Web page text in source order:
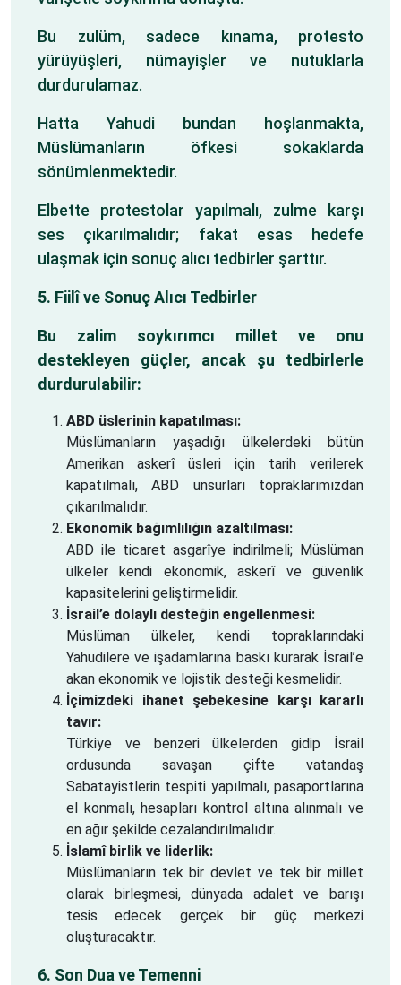
Bu zulüm, sadece kınama, protesto
yürüyüşleri, nümayişler ve nutuklarla
durdurulamaz.
Hatta Yahudi bundan hoşlanmakta,
Müslümanların öfkesi sokaklarda
sönümlenmektedir.
Elbette protestolar yapılmalı, zulme karşı
ses çıkarılmalıdır; fakat esas hedefe
ulaşmak için sonuç alıcı tedbirler şarttır.
5. Fiilî ve Sonuç Alıcı Tedbirler
Bu zalim soykırımcı millet ve onu
destekleyen güçler, ancak şu tedbirlerle
durdurulabilir:
ABD üslerinin kapatılması:
Müslümanların yaşadığı ülkelerdeki bütün
Amerikan askerî üsleri için tarih verilerek
kapatılmalı, ABD unsurları topraklarımızdan
çıkarılmalıdır.
Ekonomik bağımlılığın azaltılması:
ABD ile ticaret asgarîye indirilmeli; Müslüman
ülkeler kendi ekonomik, askerî ve güvenlik
kapasitelerini geliştirmelidir.
İsrail’e dolaylı desteğin engellenmesi:
Müslüman ülkeler, kendi topraklarındaki
Yahudilere ve işadamlarına baskı kurarak İsrail’e
akan ekonomik ve lojistik desteği kesmelidir.
İçimizdeki ihanet şebekesine karşı kararlı
tavır:
Türkiye ve benzeri ülkelerden gidip İsrail
ordusunda savaşan çifte vatandaş
Sabatayistlerin tespiti yapılmalı, pasaportlarına
el konmalı, hesapları kontrol altına alınmalı ve
en ağır şekilde cezalandırılmalıdır.
İslamî birlik ve liderlik:
Müslümanların tek bir devlet ve tek bir millet
olarak birleşmesi, dünyada adalet ve barışı
tesis edecek gerçek bir güç merkezi
oluşturacaktır.
6. Son Dua ve Temenni